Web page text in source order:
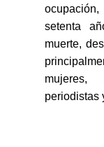
setenta
muerte,
mujeres,
periodistas